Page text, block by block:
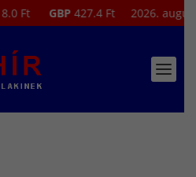
GBP 427.4 Ft 2026. augusztus